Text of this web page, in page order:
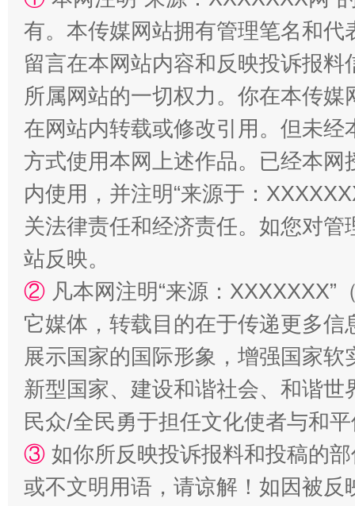
有。本传媒网站拥有管理笔名和
留言在本网站内容和反映投诉报
所属网站的一切权力。你在本传
在网站内转载或修改引用。但未
方式使用本网上述作品。已经本
内使用，并注明“来源于：
关法律责任和经济责任。如您对
站反映。
② 凡本网注明“来源：
它媒体，转载目的在于传递更多
展示国家的国际形象，增强国家
新型国家、建设和谐社会、和谐
民众/全民勇于担任文化使者与和
③ 如你所反映投诉报料和投稿的
或不文明用语，请谅解！如因被